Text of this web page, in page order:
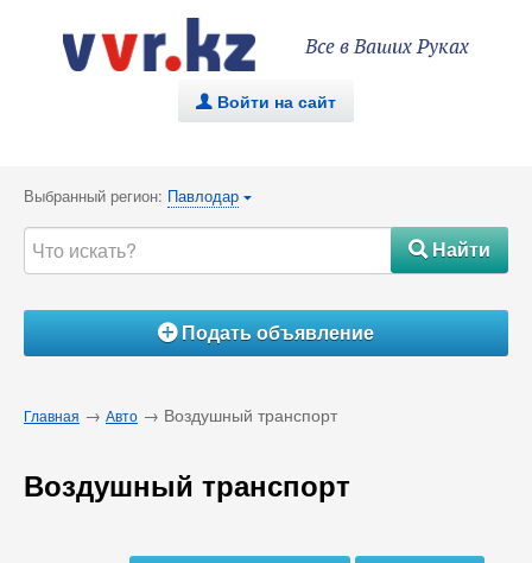
Все в Ваших Руках
. Войти на сайт
Выбранный регион: Павлодар {
#Найти
ÁПодать объявление
Главная → Авто → Воздушный транспорт
Воздушный транспорт